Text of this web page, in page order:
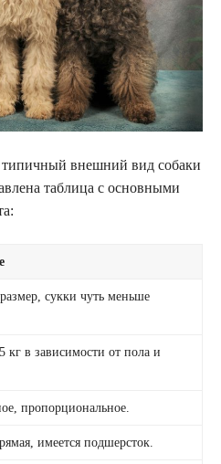
внешний вид собаки
таблица с основными
сукки чуть меньше
кг в зависимости от пола и
пропорциональное.
имеется подшерсток.